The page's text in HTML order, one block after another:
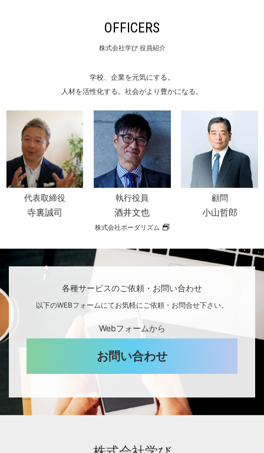
OFFICERS
株式会社学び 役員紹介
学校、企業を元気にする。
人材を活性化する。社会がより豊かになる。
代表取締役
寺裏誠司
執行役員
酒井文也
株式会社ボーダリズム
顧問
小山哲郎
各種サービスのご依頼・お問い合わせ
以下のWEBフォームにてお気軽にご依頼・お問合せ下さい。
Webフォームから
お問い合わせ